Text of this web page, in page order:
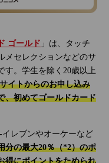
ゴールド 」は、タッチ
メセレクションなどのサ
す。学生を除く20歳以上
イトからのお申し込み
、初めてゴールドカード
レブンやオーケーなど
分の最大20％（*2）のポ
得にポイントをためられ